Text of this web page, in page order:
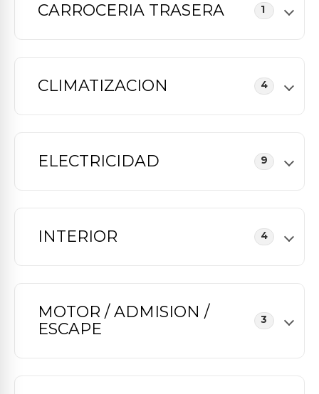
CARROCERIA TRASERA 1
CLIMATIZACION 4
ELECTRICIDAD 9
INTERIOR 4
MOTOR / ADMISION /
ESCAPE
3